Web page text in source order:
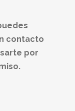
contacto
por